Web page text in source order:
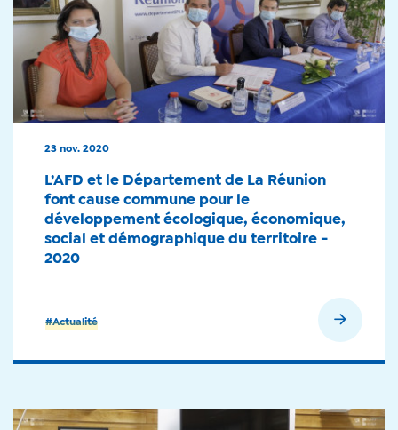
#Actualité
23 nov. 2020
L’AFD et le Département de La Réunion
font cause commune pour le
développement écologique, économique,
social et démographique du territoire -
2020